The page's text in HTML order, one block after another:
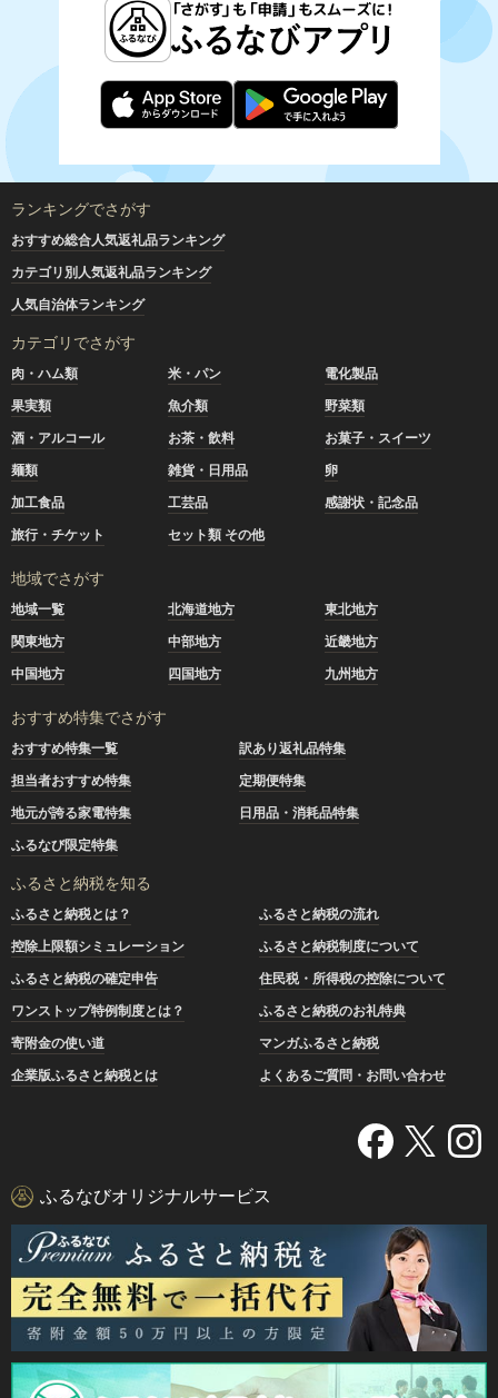
ランキングでさがす
おすすめ総合人気返礼品ランキング
カテゴリ別人気返礼品ランキング
人気自治体ランキング
カテゴリでさがす
肉・ハム類 米・パン
電化製品
果実類
魚介類
野菜類
酒・アルコール
お茶・飲料
お菓子・スイーツ
麺類
雑貨・日用品
卵
加工食品
工芸品
感謝状・記念品
旅行・チケット
セット類 その他
地域でさがす
地域一覧 北海道地方
東北地方
関東地方
中部地方
近畿地方
中国地方
四国地方 九州地方
おすすめ特集でさがす
おすすめ特集一覧
訳あり返礼品特集
担当者おすすめ特集
定期便特集
地元が誇る家電特集
日用品・消耗品特集
ふるなび限定特集
ふるさと納税を知る
ふるさと納税とは？
ふるさと納税の流れ
控除上限額シミュレーション
ふるさと納税制度について
ふるさと納税の確定申告
住民税・所得税の控除について
ワンストップ特例制度とは？
ふるさと納税のお礼特典
寄附金の使い道
マンガふるさと納税
企業版ふるさと納税とは
よくあるご質問・お問い合わせ
ふるなびオリジナルサービス